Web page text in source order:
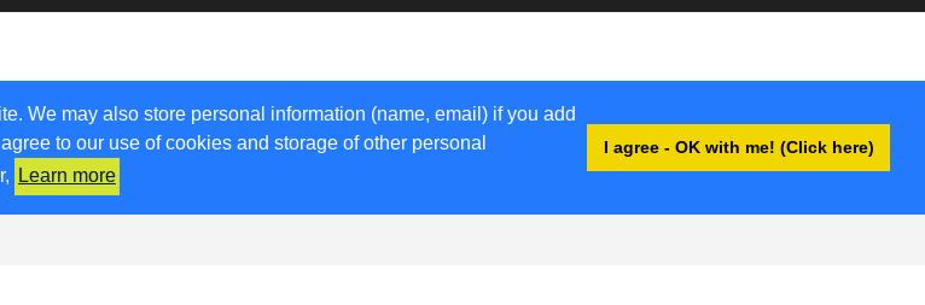
We may also store personal information (name, email) if you add
to our use of cookies and storage of other personal
Learn more
I agree - OK with me! (Click here)
RICETTE KM0 VIGNETO FVG NEWSLETTER ACCEDI